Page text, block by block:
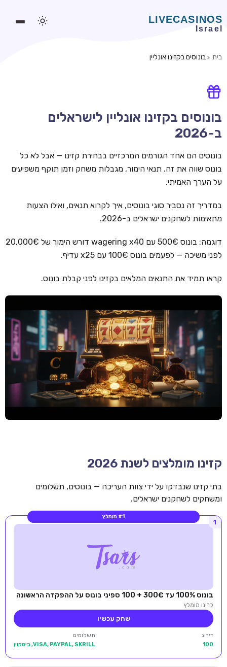
משחקים חינמיים
סלוטים אונליין
מדריכי קזינו
מונדיאל 2026 הימורים
בלאקג'ק אונליין
וידאו פוקר
קזינו קריפטו
טורנירי קזינו
אודות
צור קשר
בלוג וחדשות
ביקורות
חדשות
בית בונוסים בקזינו אונליין
בונוסים בקזינו אונליין לישראלים
ב-2026
בונוסים הם אחד הגורמים המרכזיים בבחירת קזינו — אבל לא כל
בונוס שווה את זה. תנאי הימור, מגבלות משחק וזמן תוקף משפיעים
על הערך האמיתי.
במדריך זה נסביר סוגי בונוסים, איך לקרוא תנאים, ואילו הצעות
מתאימות לשחקנים ישראלים ב-2026.
דוגמה: בונוס 500€ עם wagering x40 דורש הימור של 20,000€
לפני משיכה — לפעמים בונוס 100€ עם x25 עדיף.
קראו תמיד את התנאים המלאים בקזינו לפני קבלת בונוס.
קזינו מומלצים לשנת 2026
בתי קזינו שנבדקו על ידי צוות העריכה — בונוסים, תשלומים
ומשחקים לשחקנים ישראלים.
#1 מומלץ
1
בונוס 100% עד 300€ + 100 ספיני בונוס על ההפקדה הראשונה
קזינו מומלץ
שחק עכשיו
דירוג
100
תשלומים
VISA, PAYPAL, SKRILL, ביטקוין